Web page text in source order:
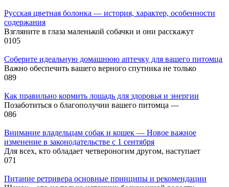
Русская цветная болонка — история, характер, особенности
содержания
Взгляните в глаза маленькой собачки и они расскажут
0105
Соберите идеальную домашнюю аптечку для вашего питомца
Важно обеспечить вашего верного спутника не только
089
Как правильно кормить лошадь для здоровья и энергии
Позаботиться о благополучии вашего питомца —
086
Внимание владельцам собак и кошек — Новое важное
изменение в законодательстве с 1 сентября
Для всех, кто обладает четвероногим другом, наступает
071
Питание ретривера основные принципы и рекомендации